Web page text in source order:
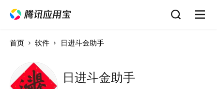
首页 软件 日进斗金助手
日进斗金助手